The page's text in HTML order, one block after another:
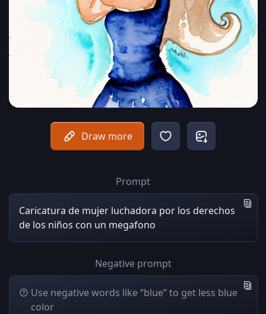
Draw more
Prompt
Caricatura de mujer luchadora por los derechos
de los niños con un megafono
Negative prompt
Use negative words like “blue” to get less blue
color